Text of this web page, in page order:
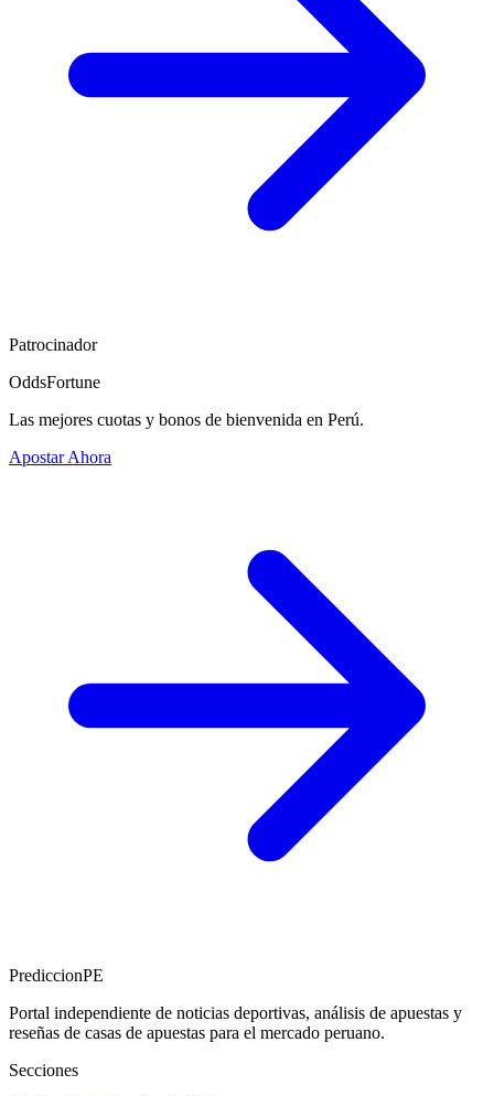
Patrocinador
OddsFortune
Las mejores cuotas y bonos de bienvenida en Perú.
Apostar Ahora
PrediccionPE
Portal independiente de noticias deportivas, análisis de apuestas y
reseñas de casas de apuestas para el mercado peruano.
Secciones